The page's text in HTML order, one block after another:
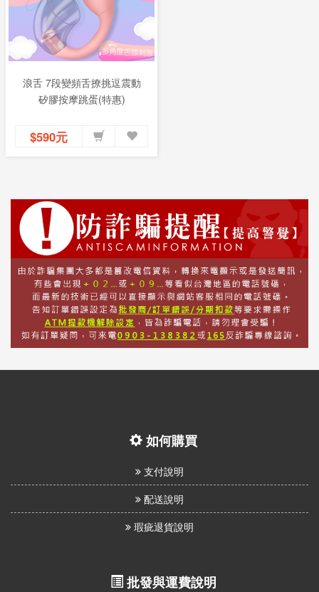
浪舌 7段變頻舌撩挑逗震動
矽膠按摩跳蛋(特惠)
$590元
如何購買
支付說明
配送說明
瑕疵退貨說明
批發與運費說明